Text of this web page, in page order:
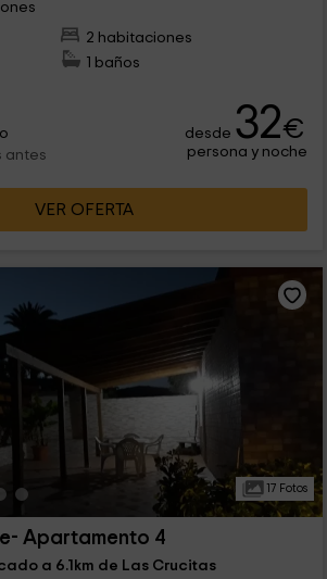
2 habitaciones
1 baños
antes
desde 32€
persona y noche
VER OFERTA
17 Fotos
Apartamento 4
a 6.1km de Las Crucitas